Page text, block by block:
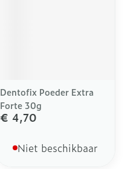
Dentofix Poeder Extra
Forte 30g
€ 4,70
Niet beschikbaar